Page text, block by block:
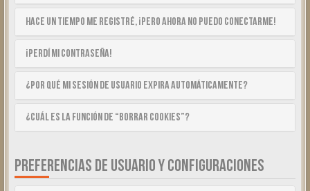
Hace un tiempo me registré, ¡pero ahora no puedo conectarme!
¡Perdí mi contraseña!
¿Por qué mi sesión de usuario expira automáticamente?
¿Cuál es la función de “Borrar cookies”?
PREFERENCIAS DE USUARIO Y CONFIGURACIONES